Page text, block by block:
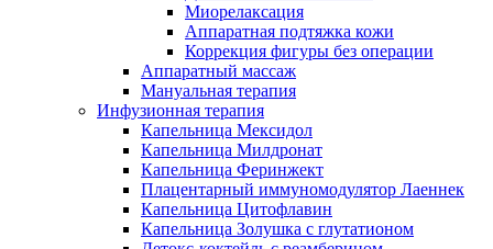
Миорелаксация
Аппаратная подтяжка кожи
Коррекция фигуры без операции
Аппаратный массаж
Мануальная терапия
Инфузионная терапия
Капельница Мексидол
Капельница Милдронат
Капельница Феринжект
Плацентарный иммуномодулятор Лаеннек
Капельница Цитофлавин
Капельница Золушка с глутатионом